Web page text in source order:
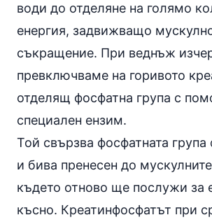
води до отделяне на голямо
енергия, задвижващо
съкращение. При веднъж
превключваме на горивото
отделящ фосфатна група с
специален ензим.
Той свързва фосфатната
и бива пренесен до
където отново ще послужи за
късно. Креатинфосфатът при